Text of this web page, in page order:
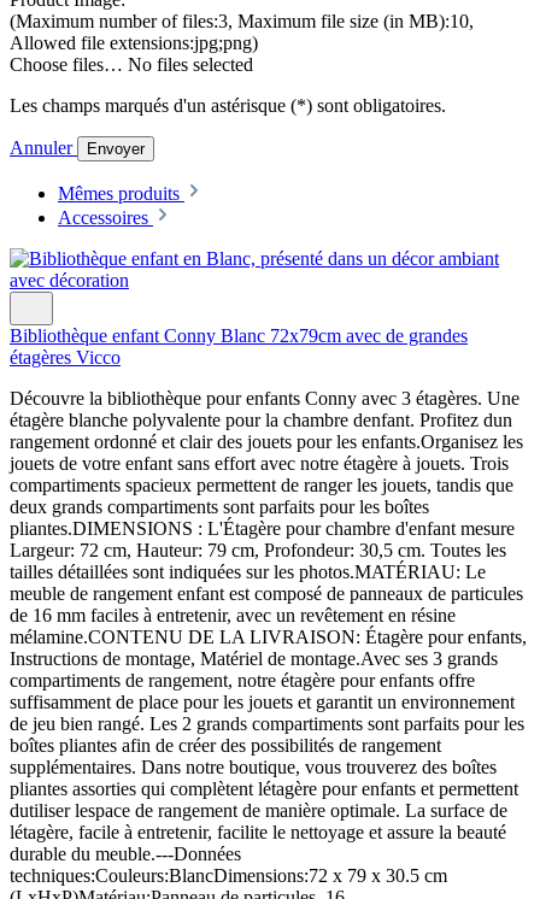
(Maximum number of files:3, Maximum file size (in MB):10,
Allowed file extensions:jpg;png)
Choose files… No files selected
Les champs marqués d'un astérisque (*) sont obligatoires.
Annuler Envoyer
Mêmes produits
Accessoires
Bibliothèque enfant Conny Blanc 72x79cm avec de grandes
étagères Vicco
Découvre la bibliothèque pour enfants Conny avec 3 étagères. Une
étagère blanche polyvalente pour la chambre denfant. Profitez dun
rangement ordonné et clair des jouets pour les enfants.Organisez les
jouets de votre enfant sans effort avec notre étagère à jouets. Trois
compartiments spacieux permettent de ranger les jouets, tandis que
deux grands compartiments sont parfaits pour les boîtes
pliantes.DIMENSIONS : L'Étagère pour chambre d'enfant mesure
Largeur: 72 cm, Hauteur: 79 cm, Profondeur: 30,5 cm. Toutes les
tailles détaillées sont indiquées sur les photos.MATÉRIAU: Le
meuble de rangement enfant est composé de panneaux de particules
de 16 mm faciles à entretenir, avec un revêtement en résine
mélamine.CONTENU DE LA LIVRAISON: Étagère pour enfants,
Instructions de montage, Matériel de montage.Avec ses 3 grands
compartiments de rangement, notre étagère pour enfants offre
suffisamment de place pour les jouets et garantit un environnement
de jeu bien rangé. Les 2 grands compartiments sont parfaits pour les
boîtes pliantes afin de créer des possibilités de rangement
supplémentaires. Dans notre boutique, vous trouverez des boîtes
pliantes assorties qui complètent létagère pour enfants et permettent
dutiliser lespace de rangement de manière optimale. La surface de
létagère, facile à entretenir, facilite le nettoyage et assure la beauté
durable du meuble.---Données
techniques:Couleurs:BlancDimensions:72 x 79 x 30.5 cm